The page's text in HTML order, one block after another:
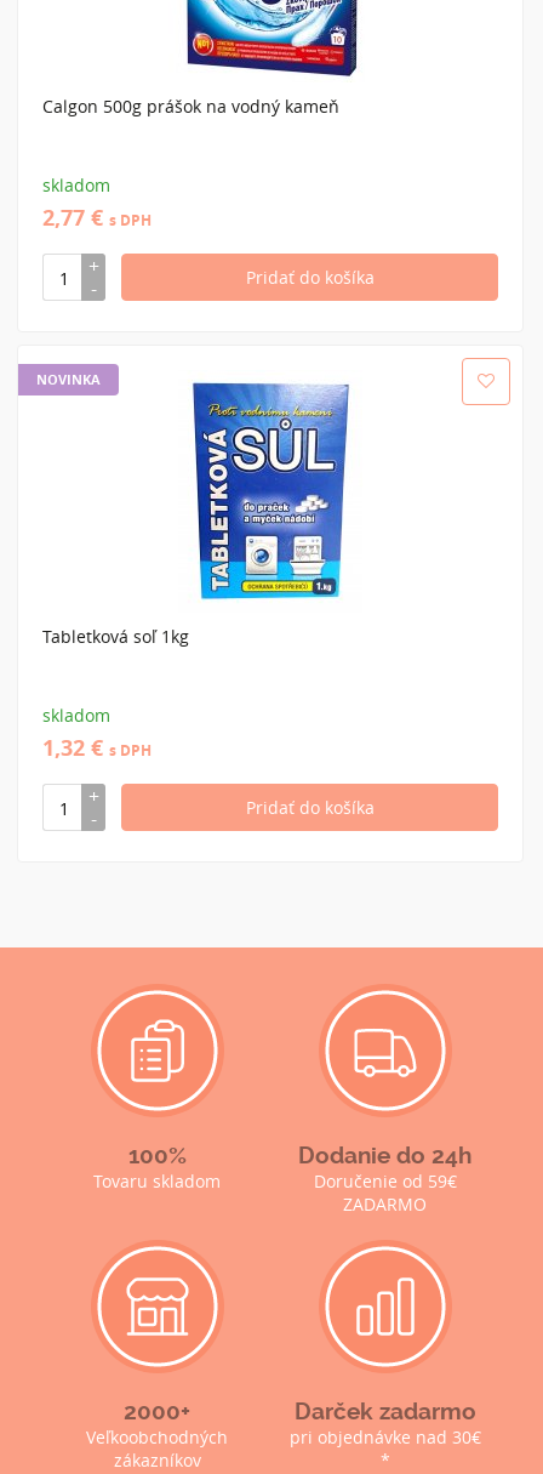
Calgon 500g prášok na vodný kameň
skladom
2,77 € s DPH
NOVINKA
Tabletková soľ 1kg
skladom
1,32 € s DPH
100%
Tovaru skladom
Dodanie do 24h
Doručenie od 59€
ZADARMO
2000+
Veľkoobchodných
zákazníkov
Darček zadarmo
pri objednávke nad 30€
*